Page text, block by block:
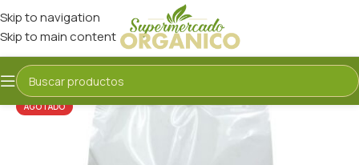
Skip to navigation
Skip to main content
AGOTADO